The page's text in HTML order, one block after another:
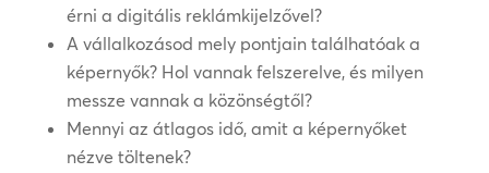
érni a digitális reklámkijelzővel?
A vállalkozásod mely pontjain találhatóak a
képernyők? Hol vannak felszerelve, és milyen
messze vannak a közönségtől?
Mennyi az átlagos idő, amit a képernyőket
nézve töltenek?